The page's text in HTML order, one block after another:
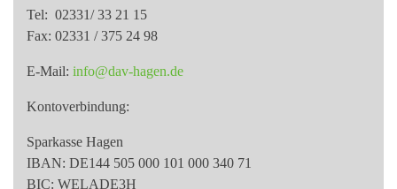
Tel: 02331/ 33 21 15
Fax: 02331 / 375 24 98
E-Mail: info@dav-hagen.de
Kontoverbindung:
Sparkasse Hagen
IBAN: DE144 505 000 101 000 340 71
BIC: WELADE3H